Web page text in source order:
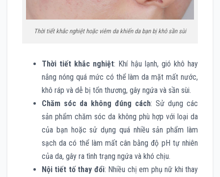
Thời tiết khắc nghiệt hoặc viêm da khiến da bạn bị khô sần sùi
Thời tiết khắc nghiệt: Khí hậu lạnh, gió khô hay
nắng nóng quá mức có thể làm da mặt mất nước,
khô ráp và dễ bị tổn thương, gây ngứa và sần sùi.
Chăm sóc da không đúng cách: Sử dụng các
sản phẩm chăm sóc da không phù hợp với loại da
của bạn hoặc sử dụng quá nhiều sản phẩm làm
sạch da có thể làm mất cân bằng độ pH tự nhiên
của da, gây ra tình trạng ngứa và khó chịu.
Nội tiết tố thay đổi: Nhiều chị em phụ nữ khi thay